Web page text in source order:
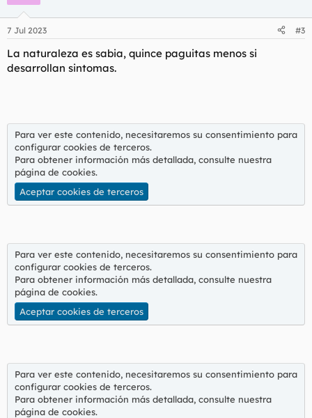
e
:
7 Jul 2023 #3
La naturaleza es sabia, quince paguitas menos si
desarrollan sintomas.
Para ver este contenido, necesitaremos su consentimiento para
configurar cookies de terceros.
Para obtener información más detallada, consulte nuestra
página de cookies.
Aceptar cookies de terceros
Para ver este contenido, necesitaremos su consentimiento para
configurar cookies de terceros.
Para obtener información más detallada, consulte nuestra
página de cookies.
Aceptar cookies de terceros
Para ver este contenido, necesitaremos su consentimiento para
configurar cookies de terceros.
Para obtener información más detallada, consulte nuestra
página de cookies.